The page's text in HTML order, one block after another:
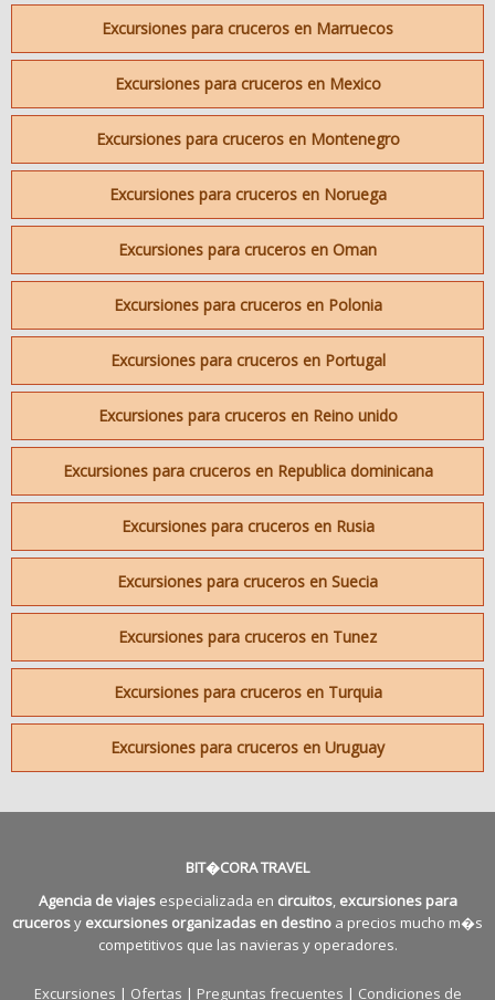
Excursiones para cruceros en Marruecos
Excursiones para cruceros en Mexico
Excursiones para cruceros en Montenegro
Excursiones para cruceros en Noruega
Excursiones para cruceros en Oman
Excursiones para cruceros en Polonia
Excursiones para cruceros en Portugal
Excursiones para cruceros en Reino unido
Excursiones para cruceros en Republica dominicana
Excursiones para cruceros en Rusia
Excursiones para cruceros en Suecia
Excursiones para cruceros en Tunez
Excursiones para cruceros en Turquia
Excursiones para cruceros en Uruguay
BIT�CORA TRAVEL
Agencia de viajesespecializada en circuitos, excursiones para
crucerosy excursiones organizadas en destino a precios mucho m�s
competitivos que las navieras y operadores.
Excursiones | Ofertas | Preguntas frecuentes | Condiciones de